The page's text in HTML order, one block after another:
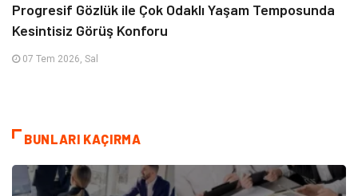
Progresif Gözlük ile Çok Odaklı Yaşam Temposunda
Kesintisiz Görüş Konforu
07 Tem 2026, Sal
BUNLARI KAÇIRMA